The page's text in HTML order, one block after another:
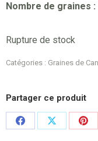
Nombre de graines :
Rupture de stock
Catégories : Graines de
Partager ce produit
Share
Share